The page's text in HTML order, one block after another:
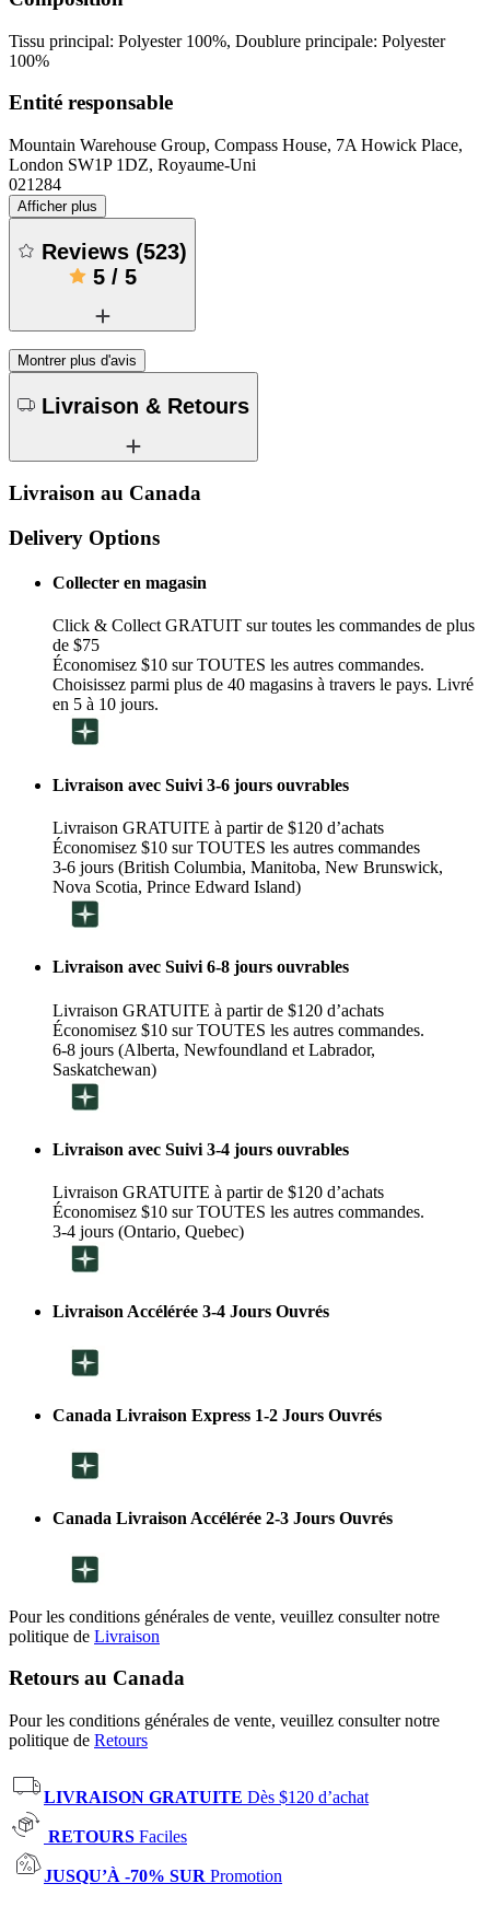
Tissu principal: Polyester 100%, Doublure principale: Polyester
100%
Entité responsable
Mountain Warehouse Group, Compass House, 7A Howick Place,
London SW1P 1DZ, Royaume-Uni
021284
Afficher plus
Reviews (523)
5/ 5
Montrer plus d'avis
Livraison & Retours
Livraison au Canada
Delivery Options
Collecter en magasin
Click & Collect GRATUIT sur toutes les commandes de plus
de $75
Économisez $10 sur TOUTES les autres commandes.
Choisissez parmi plus de 40 magasins à travers le pays. Livré
en 5 à 10 jours.
Livraison avec Suivi 3-6 jours ouvrables
Livraison GRATUITE à partir de $120 d’achats
Économisez $10 sur TOUTES les autres commandes
3-6 jours (British Columbia, Manitoba, New Brunswick,
Nova Scotia, Prince Edward Island)
Livraison avec Suivi 6-8 jours ouvrables
Livraison GRATUITE à partir de $120 d’achats
Économisez $10 sur TOUTES les autres commandes.
6-8 jours (Alberta, Newfoundland et Labrador,
Saskatchewan)
Livraison avec Suivi 3-4 jours ouvrables
Livraison GRATUITE à partir de $120 d’achats
Économisez $10 sur TOUTES les autres commandes.
3-4 jours (Ontario, Quebec)
Livraison Accélérée 3-4 Jours Ouvrés
Canada Livraison Express 1-2 Jours Ouvrés
Canada Livraison Accélérée 2-3 Jours Ouvrés
Pour les conditions générales de vente, veuillez consulter notre
politique de Livraison
Retours au Canada
Pour les conditions générales de vente, veuillez consulter notre
politique de Retours
LIVRAISON GRATUITE Dès $120 d’achat
RETOURS Faciles
JUSQU’À -70% SUR Promotion